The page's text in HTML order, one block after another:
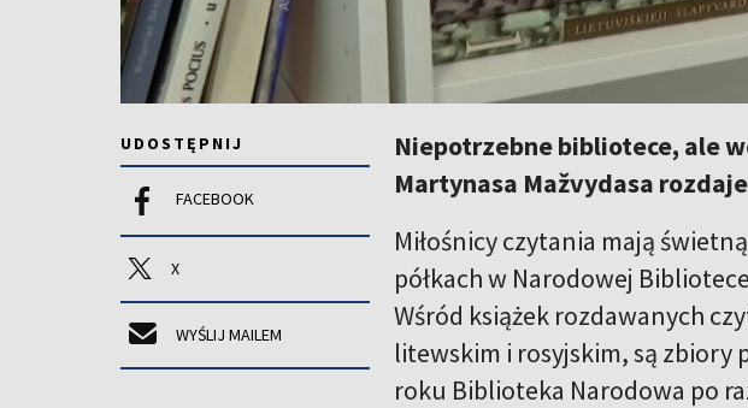
UDOSTĘPNIJ
FACEBOOK
X
WYŚLIJ MAILEM
Niepotrzebne bibliotece, ale
Martynasa Mažvydasa
Miłośnicy czytania mają
półkach w Narodowej
Wśród książek rozdawanych
litewskim i rosyjskim, są zbiory
roku Biblioteka Narodowa po